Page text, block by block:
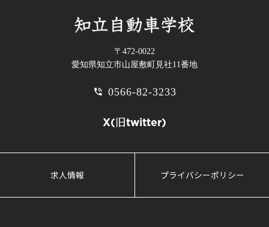
〒472-0022
愛知県知立市山屋敷町見社11番地
phone_in_talk 0566-82-3233
X(旧twitter)
求人情報 プライバシーポリシー